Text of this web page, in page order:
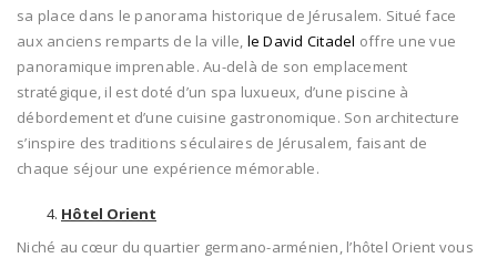
sa place dans le panorama historique de Jérusalem. Situé face
aux anciens remparts de la ville, le David Citadel offre une vue
panoramique imprenable. Au-delà de son emplacement
stratégique, il est doté d’un spa luxueux, d’une piscine à
débordement et d’une cuisine gastronomique. Son architecture
s’inspire des traditions séculaires de Jérusalem, faisant de
chaque séjour une expérience mémorable.
Hôtel Orient
Niché au cœur du quartier germano-arménien, l’hôtel Orient vous